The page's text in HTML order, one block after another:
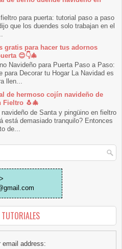
para puerta: tutorial paso a paso
que los duendes solo trabajan en el
gratis para hacer tus adornos
😊👇🎄
Navideño para Puerta Paso a Paso:
para Decorar tu Hogar La Navidad es
llen...
de hermoso cojín navideño de
Fieltro 🐧🎄
de Santa y pingüino en fieltro
está demasiado tranquilo? Entonces
de...
email address: